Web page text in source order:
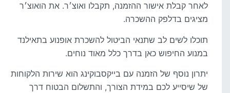
לאחר קבלת אישור ההזמנה, תקבלו ואוצ׳ר. את הואוצ׳ר
מציגים בדלפק ההשכרה.
תוכלו לשים לב שתנאי הביטול להשכרת אופנוע בתאילנד
במנוע החיפוש כאן בדרך כלל מאוד נוחים.
יתרון נוסף של הזמנה עם בייקסבוקינג הוא שירות הלקוחות
של שיסייע לכם במידת הצורך, והתשלום הבטוח דרך